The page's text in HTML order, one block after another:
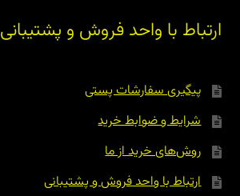
ارتباط با واحد فروش و پشتیبانی
پیگیری سفارشات پستی
شرایط و ضوابط خرید
روش‌های خرید از ما
ارتباط با واحد فروش و پشتیبانی